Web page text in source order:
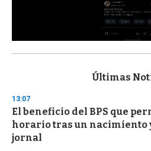
s
d
s
o
f
3
Últimas
13:07
El beneficio del BPS que
horario tras un nacimiento
jornal